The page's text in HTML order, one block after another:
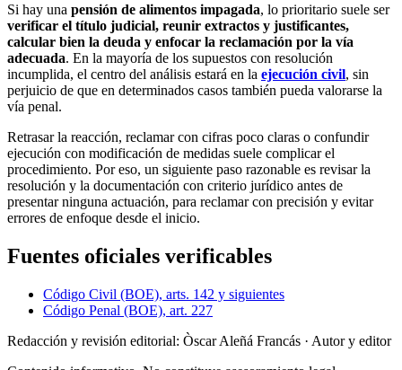
Si hay una pensión de alimentos impagada, lo prioritario suele ser
verificar el título judicial, reunir extractos y justificantes,
calcular bien la deuda y enfocar la reclamación por la vía
adecuada. En la mayoría de los supuestos con resolución
incumplida, el centro del análisis estará en la ejecución civil, sin
perjuicio de que en determinados casos también pueda valorarse la
vía penal.
Retrasar la reacción, reclamar con cifras poco claras o confundir
ejecución con modificación de medidas suele complicar el
procedimiento. Por eso, un siguiente paso razonable es revisar la
resolución y la documentación con criterio jurídico antes de
presentar ninguna actuación, para reclamar con precisión y evitar
errores de enfoque desde el inicio.
Fuentes oficiales verificables
Código Civil (BOE), arts. 142 y siguientes
Código Penal (BOE), art. 227
Redacción y revisión editorial: Òscar Aleñá Francás · Autor y editor